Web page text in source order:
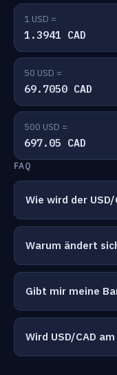
1 USD =
1.3941 CAD
50 USD =
69.7050 CAD
500 USD =
697.05 CAD
FAQ
Wie wird der
Warum ändert
Gibt mir meine
Wird USD/CAD